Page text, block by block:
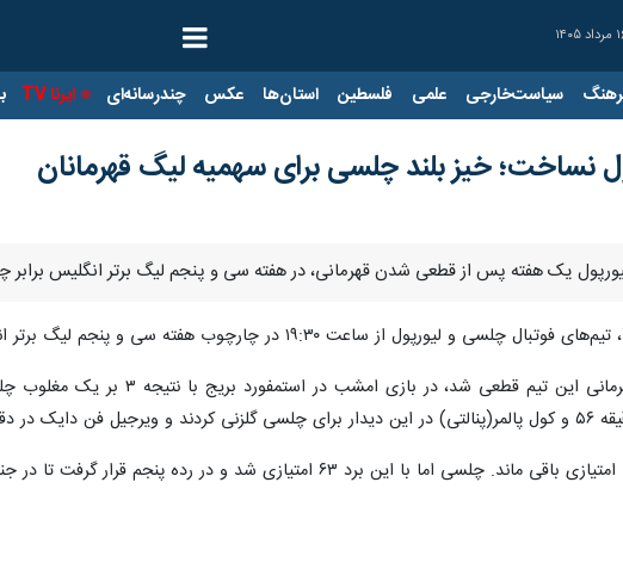
۱۴۰۵
سیاست‌خارجی علمی فلسطین استان‌ها عکس چندرسانه‌ای ایرنا TV
نساخت؛ خیز بلند چلسی برای سهمیه لیگ قهرمانان
لیورپول یک هفته پس از قطعی شدن قهرمانی، در هفته سی و پنجم لیگ برتر انگلیس
، تیم‌های فوتبال چلسی و لیورپول از ساعت ۱۹:۳۰ در چارچوب هفته سی و پنجم لیگ برتر انگلیس به مصاف هم رفتند.
لیورپول که هفته گذشته قهرمانی